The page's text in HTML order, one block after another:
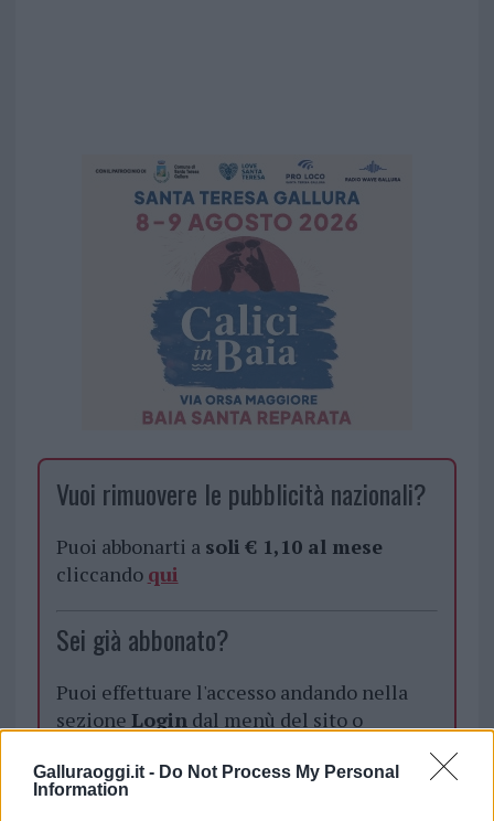
Galluraoggi.it - Do Not Process My Personal
Information
Vuoi rimuovere le pubblicità nazionali?
Puoi abbonarti a soli € 1,10 al mese
cliccando qui
Sei già abbonato?
Puoi effettuare l'accesso andando nella
sezione Logindal menù del sito o